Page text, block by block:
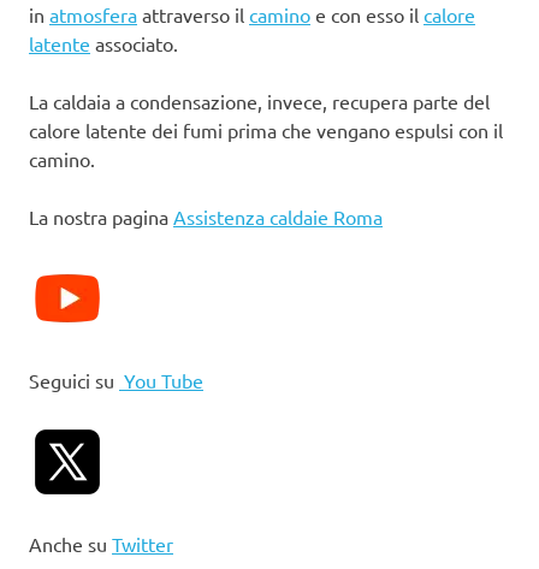
in atmosfera attraverso il camino e con esso il calore
latente associato.
La caldaia a condensazione, invece, recupera parte del
calore latente dei fumi prima che vengano espulsi con il
camino.
La nostra pagina Assistenza caldaie Roma
Seguici su You Tube
Anche su Twitter